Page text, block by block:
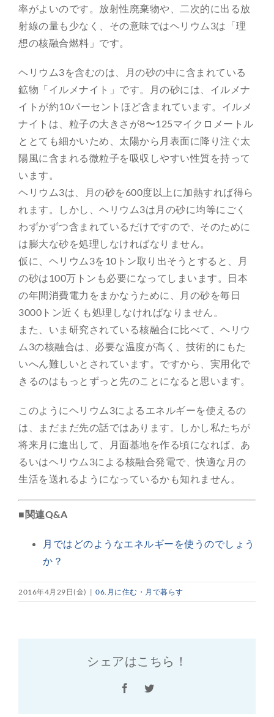
率がよいのです。放射性廃棄物や、二次的に出る放
射線の量も少なく、その意味ではヘリウム3は「理
想の核融合燃料」です。
ヘリウム3を含むのは、月の砂の中に含まれている
鉱物「イルメナイト」です。月の砂には、イルメナ
イトが約10パーセントほど含まれています。イルメ
ナイトは、粒子の大きさが8〜125マイクロメートル
ととても細かいため、太陽から月表面に降り注ぐ太
陽風に含まれる微粒子を吸収しやすい性質を持って
います。
ヘリウム3は、月の砂を600度以上に加熱すれば得ら
れます。しかし、ヘリウム3は月の砂に均等にごく
わずかずつ含まれているだけですので、そのために
は膨大な砂を処理しなければなりません。
仮に、ヘリウム3を10トン取り出そうとすると、月
の砂は100万トンも必要になってしまいます。日本
の年間消費電力をまかなうために、月の砂を毎日
3000トン近くも処理しなければなりません。
また、いま研究されている核融合に比べて、ヘリウ
ム3の核融合は、必要な温度が高く、技術的にもた
いへん難しいとされています。ですから、実用化で
きるのはもっとずっと先のことになると思います。
このようにヘリウム3によるエネルギーを使えるの
は、まだまだ先の話ではあります。しかし私たちが
将来月に進出して、月面基地を作る頃になれば、あ
るいはヘリウム3による核融合発電で、快適な月の
生活を送れるようになっているかも知れません。
■関連Q&A
月ではどのようなエネルギーを使うのでしょう
か？
2016年4月29日(金) | 06.月に住む・月で暮らす
シェアはこちら！
FacebookTwitter